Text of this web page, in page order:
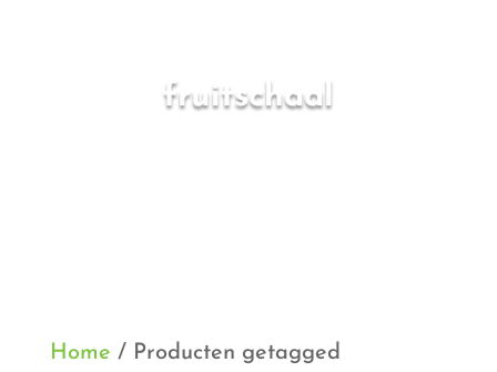
fruitschaal
Home / Producten getagged